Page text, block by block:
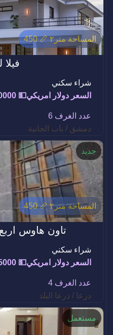
فيلا
شراء سكني
السعر دولار امريكي💵 210000
المساحة متر٢ 📏 450
عدد الغرف 6
دمشق / باب الجابية
تاون هاوس
شراء سكني
السعر دولار امريكي💵 45000
المساحة متر٢ 📏 450
جديد
عدد الغرف 4
درعا / درعا البلد
مستعمل